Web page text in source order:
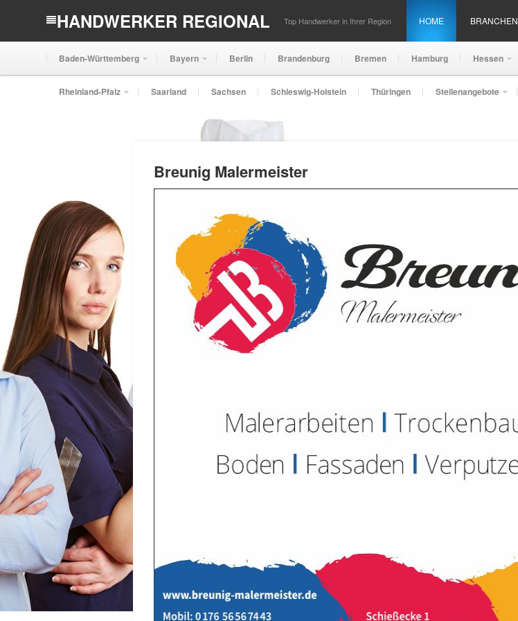
HANDWERKER REGIONAL Top Handwerker in Ihrer Region HOME BRANCHEN
Baden-Württemberg Bayern Berlin Brandenburg Bremen Hamburg Hessen
Rheinland-Pfalz Saarland Sachsen Schleswig-Holstein Thüringen Stellenangebote
Breunig Malermeister